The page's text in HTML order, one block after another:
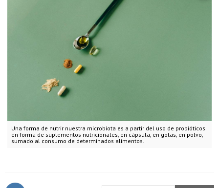
Una forma de nutrir nuestra microbiota es a partir del uso de probióticos
en forma de suplementos nutricionales, en cápsula, en gotas, en polvo,
sumado al consumo de determinados alimentos.